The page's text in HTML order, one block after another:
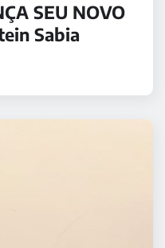
SEU NOVO
Sabia